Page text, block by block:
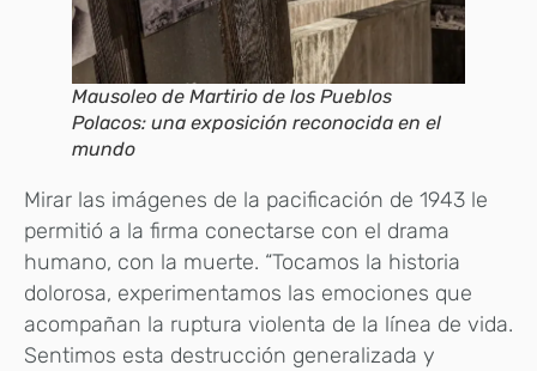
Mausoleo de Martirio de los Pueblos
Polacos: una exposición reconocida en el
mundo
Mirar las imágenes de la pacificación de 1943 le
permitió a la firma conectarse con el drama
humano, con la muerte. “Tocamos la historia
dolorosa, experimentamos las emociones que
acompañan la ruptura violenta de la línea de vida.
Sentimos esta destrucción generalizada y